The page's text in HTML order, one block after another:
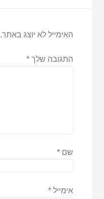
האימייל לא יוצג באתר.
התגובה שלך*
שם*
אימייל*